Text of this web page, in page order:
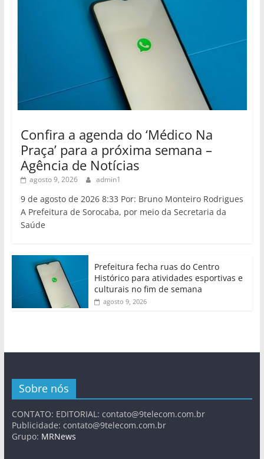
Confira a agenda do ‘Médico Na
Praça’ para a próxima semana –
Agência de Notícias
agosto 9, 2026 admin1
9 de agosto de 2026 8:33 Por: Bruno Monteiro Rodrigues
A Prefeitura de Sorocaba, por meio da Secretaria da
Saúde
Prefeitura fecha ruas do Centro
Histórico para atividades esportivas e
culturais no fim de semana
agosto 9, 2026
Sobre nós
CONTATO: EDITORIAL: contato@9telecom.com.br
Publicidade: contato@9telecom.com.br
Grupo: MRNews